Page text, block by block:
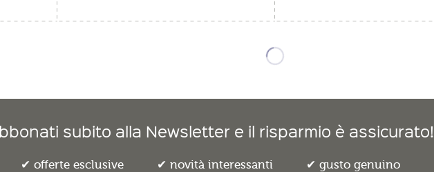
subito alla Newsletter e il risparmio è assicurato!
offerte esclusive novità interessanti gusto genuino